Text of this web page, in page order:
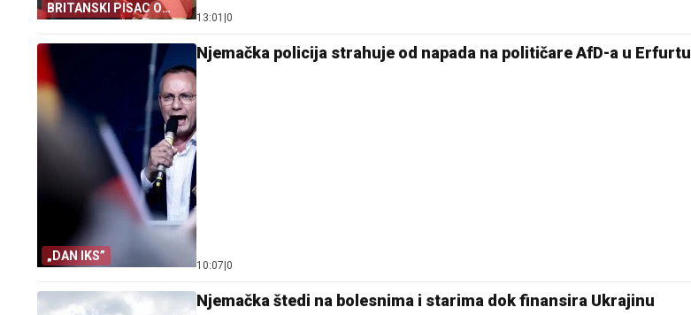
BRITANSKI PISAC O
NJEMAČKOJ
13:01 0
„DAN IKS”
Njemačka policija strahuje od napada na političare AfD-a u Erfurtu
10:07 0
Njemačka štedi na bolesnima i starima dok finansira Ukrajinu